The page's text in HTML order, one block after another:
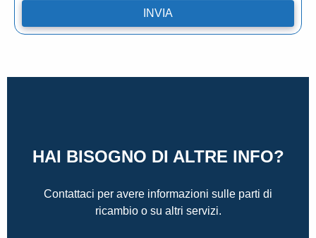
HAI BISOGNO DI ALTRE INFO?
Contattaci per avere informazioni sulle parti di
ricambio o su altri servizi.